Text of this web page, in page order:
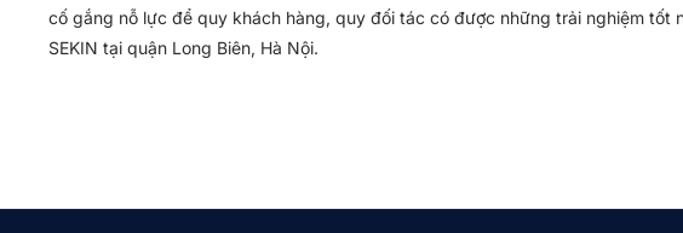
cố gắng nỗ lực để quy khách hàng, quy đối tác có được những trải nghiệm tốt
SEKIN tại quận Long Biên, Hà Nội.